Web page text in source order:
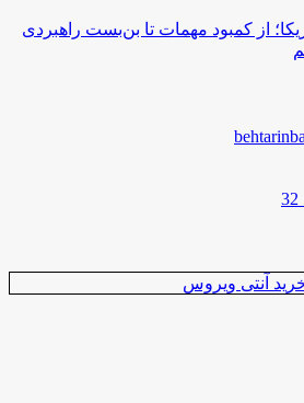
از کمبود مهمات تا بن‌بست راهبردی
آنتی ویروس